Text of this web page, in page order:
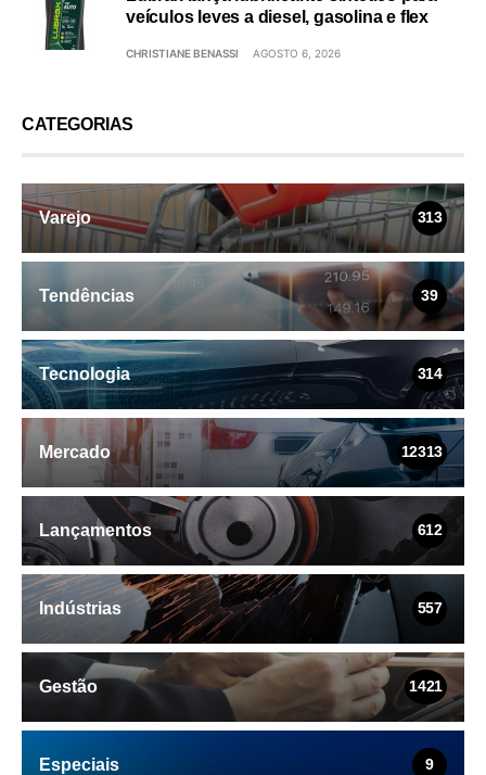
veículos leves a diesel, gasolina e flex
CHRISTIANE BENASSI AGOSTO 6, 2026
CATEGORIAS
Varejo 313
Tendências 39
Tecnologia 314
Mercado 12313
Lançamentos 612
Indústrias 557
Gestão 1421
Especiais 9